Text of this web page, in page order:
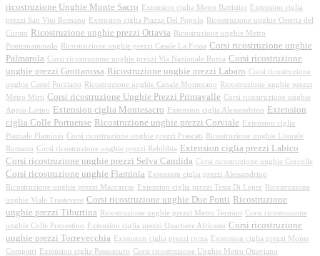
ricostruzione Unghie Monte Sacro
Extension ciglia Metro Battistini
Extension ciglia
prezzi San Vito Romano
Extension ciglia Piazza Del Popolo
Ricostruzione unghie Osteria del
Curato Ricostruzione unghie prezzi Ottavia
Ricostruzione unghie Metro
Pontemammolo
Ricostruzione unghie prezzi Casale La Fossa Corsi ricostruzione unghie
Palmarola Corsi ricostruzione unghie prezzi Via Nazionale Roma Corsi ricostruzione
unghie prezzi Grottarossa Ricostruzione unghie prezzi Labaro Corsi ricostruzione
unghie Castel Porziano
Ricostruzione unghie Canale Monterano
Ricostruzione unghie prezzi
Metro Mirti Corsi ricostruzione Unghie Prezzi Primavalle Corsi ricostruzione unghie
Appio Latino Extension ciglia Montesacro Extension ciglia Alessandrino Extension
ciglia Colle Portuense Ricostruzione unghie prezzi Corviale
Extension ciglia
Piazzale Flaminio Corsi ricostruzione unghie prezzi Frascati
Ricostruzione unghie Litorale
Romano Corsi ricostruzione unghie prezzi Rebibbia Extension ciglia prezzi Labico
Corsi ricostruzione unghie prezzi Selva Candida Corsi ricostruzione unghie Corcolle
Corsi ricostruzione unghie Flaminia
Extension ciglia prezzi Alessandrino
Ricostruzione unghie prezzi Maccarese
Extension ciglia prezzi Testa Di Lepre
Ricostruzione
unghie Viale Trastevere Corsi ricostruzione unghie Due Ponti Ricostruzione
unghie prezzi Tiburtina
Ricostruzione unghie prezzi Metro Termini Corsi ricostruzione
unghie Colle Prenestino
Extension ciglia prezzi Quartiere Africano Corsi ricostruzione
unghie prezzi Torrevecchia
Extension ciglia prezzi roma
Extension ciglia prezzi Monte
Compatri
Extension ciglia Passoscuro Corsi ricostruzione Unghie Metro Ottaviano